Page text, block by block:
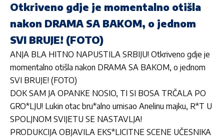
Otkriveno gdje je momentalno otišla
nakon DRAMA SA BAKOM, o jednom
SVI BRUJE! (FOTO)
ANJA BLA HITNO NAPUSTILA SRBIJU! Otkriveno gdje je
momentalno otišla nakon DRAMA SA BAKOM, o jednom
SVI BRUJE! (FOTO)
DOK SAM JA OPANKE NOSIO, TI SI BOSA TRČALA PO
GRO*LJU! Lukin otac bru*alno urnisao Anelinu majku, R*T U
SPOLJNOM SVIJETU SE NASTAVLJA!
PRODUKCIJA OBJAVILA EKS*LICITNE SCENE UČESNIKA